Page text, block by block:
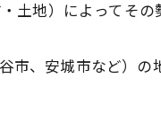
地）によってその
市、安城市など）の